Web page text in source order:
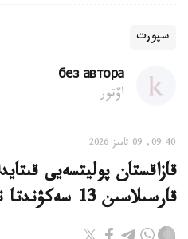
سپورت
без автора
اۆتور
09:40, 09 تامىز 2026
قازاقستان پوليتسەيى
قارسىلاسىن 13 سەكۋندتا نوكاۋتقا جىبەردى